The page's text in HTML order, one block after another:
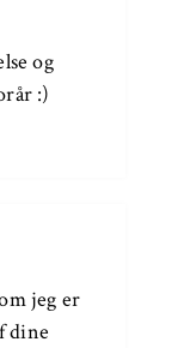
og
:)
jeg er
dine